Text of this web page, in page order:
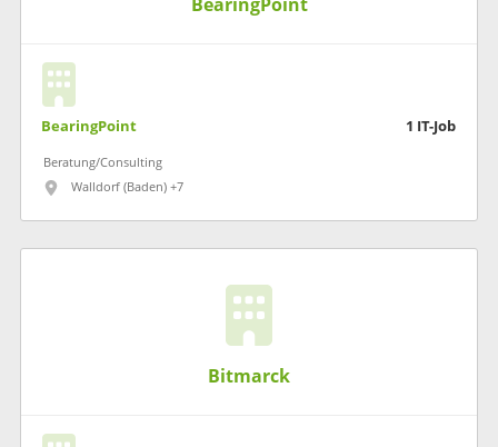
BearingPoint
BearingPoint 1 IT-Job
Beratung/Consulting
Walldorf (Baden) +7
Bitmarck